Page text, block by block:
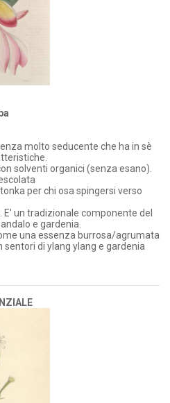
molto seducente che ha in sè
solventi organici (senza esano).
per chi osa spingersi verso
un tradizionale componente del
e gardenia.
una essenza burrosa/agrumata
di ylang ylang e gardenia